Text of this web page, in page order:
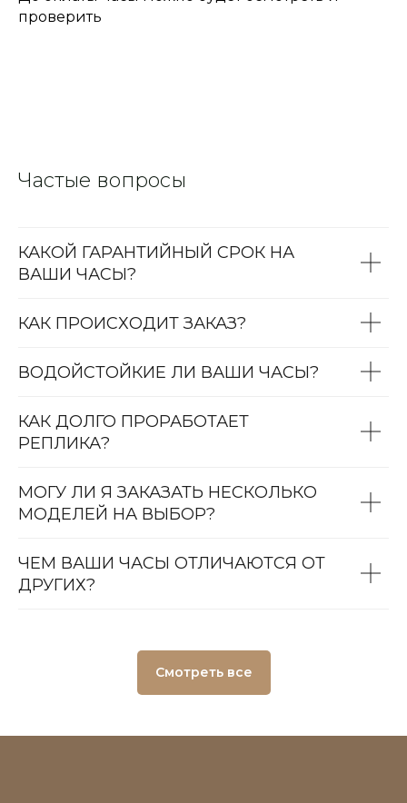
проверить
Частые вопросы
КАКОЙ ГАРАНТИЙНЫЙ СРОК НА
ВАШИ ЧАСЫ?
КАК ПРОИСХОДИТ ЗАКАЗ?
ВОДОЙСТОЙКИЕ ЛИ ВАШИ ЧАСЫ?
КАК ДОЛГО ПРОРАБОТАЕТ
РЕПЛИКА?
МОГУ ЛИ Я ЗАКАЗАТЬ НЕСКОЛЬКО
МОДЕЛЕЙ НА ВЫБОР?
ЧЕМ ВАШИ ЧАСЫ ОТЛИЧАЮТСЯ ОТ
ДРУГИХ?
Смотреть все